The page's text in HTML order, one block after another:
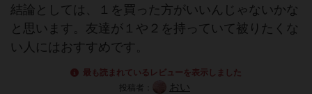
結論としては、１を買った方がいいんじゃないかな
と思います。友達が１や２を持っていて被りたくな
い人にはおすすめです。
最も読まれているレビューを表示しました
投稿者：
おい